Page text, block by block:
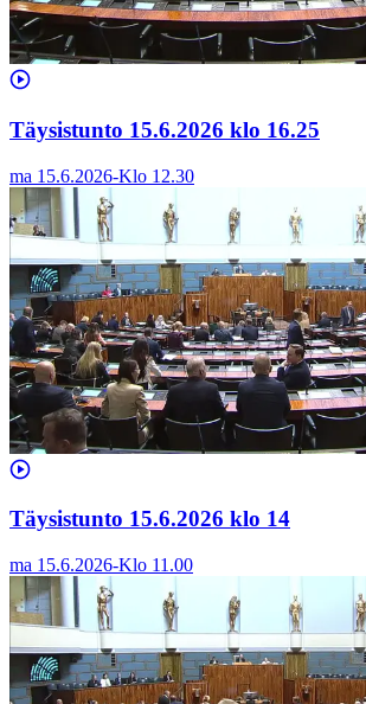
Täysistunto 15.6.2026 klo 16.25
ma 15.6.2026-Klo 12.30
Täysistunto 15.6.2026 klo 14
ma 15.6.2026-Klo 11.00